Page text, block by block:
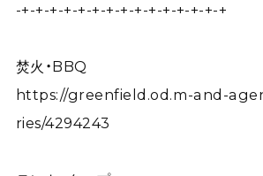
-+-+-+-+-+-+-+-+-+-+-+-+-+-+-+
焚火・BBQ
https://greenfield.od.m-and-
ries/4294243